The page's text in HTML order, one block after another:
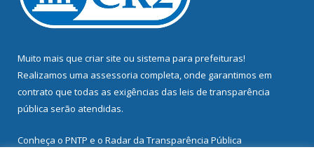
Muito mais que criar site ou sistema para prefeituras!
Realizamos uma assessoria completa, onde garantimos em
contrato que todas as exigências das leis de transparência
pública serão atendidas.
Conheça o PNTP e o Radar da Transparência Pública